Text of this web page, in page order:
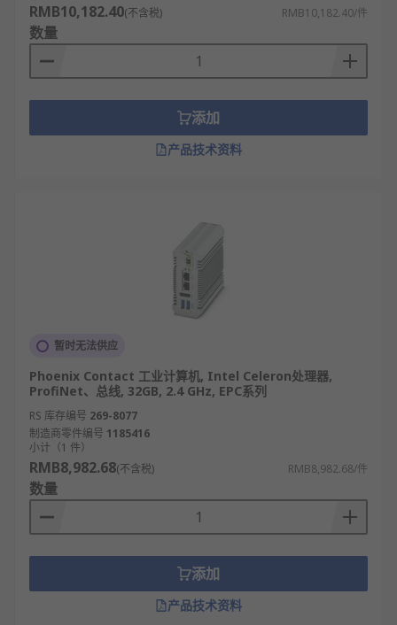
RMB10,182.40(不含税) RMB10,182.40/件
数量
添加
产品技术资料
暂时无法供应
Phoenix Contact 工业计算机, Intel Celeron处理器,
ProfiNet、总线, 32GB, 2.4 GHz, EPC系列
RS 库存编号 269-8077
制造商零件编号 1185416
小计（1 件）
RMB8,982.68(不含税) RMB8,982.68/件
数量
添加
产品技术资料